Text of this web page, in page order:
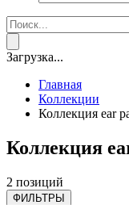
Загрузка...
Главная
Коллекции
Коллекция ear
Коллекция
2 позиций
ФИЛЬТРЫ